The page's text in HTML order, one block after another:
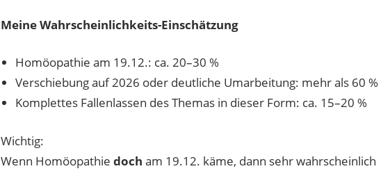
Meine Wahrscheinlichkeits-Einschätzung
Homöopathie am 19.12.: ca. 20–30 %
Verschiebung auf 2026 oder deutliche Umarbeitung: mehr als 60 %
Komplettes Fallenlassen des Themas in dieser Form: ca. 15–20 %
Wichtig:
Wenn Homöopathie doch am 19.12. käme, dann sehr wahrscheinlich